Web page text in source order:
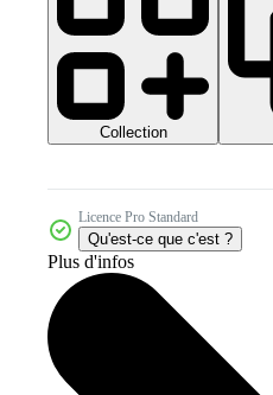
Collection
Licence Pro Standard
Qu'est-ce que c'est ?
Plus d'infos